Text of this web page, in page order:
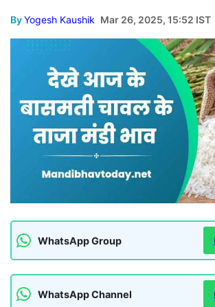
ByYogesh Kaushik Mar 26, 2025, 15:52 IST
WhatsApp Group
WhatsApp Channel